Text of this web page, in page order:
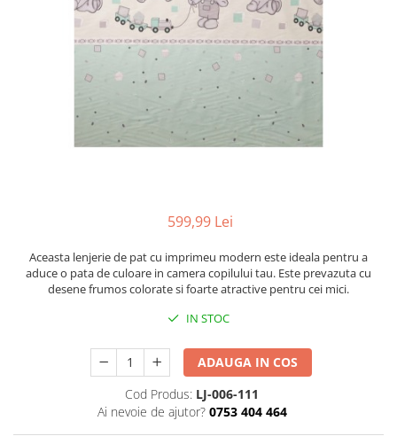
Olite simple
Olite tip scaunel muzicale
Olite tip scaunel simple
Reductoare antiderapante
Reductoare moi
Seturi cadite 86 cm
Suporti anatomici textili
Suporti metalici cadite
Fotolii, mese si scaune copii
Mese de infasat 50 x 70 cm Tega
Baby
599,99 Lei
Aceasta lenjerie de pat cu imprimeu modern este ideala pentru a
aduce o pata de culoare in camera copilului tau. Este prevazuta cu
desene frumos colorate si foarte atractive pentru cei mici.
IN STOC
ADAUGA IN COS
Cod Produs: LJ-006-111
Ai nevoie de ajutor? 0753 404 464